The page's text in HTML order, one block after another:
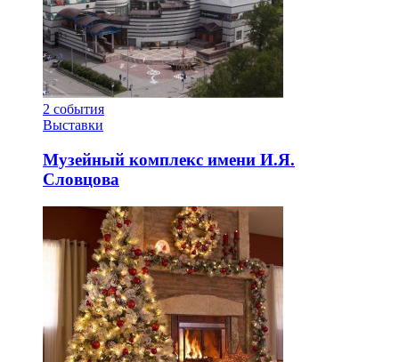
2 события
Выставки
Музейный комплекс имени И.Я.
Словцова